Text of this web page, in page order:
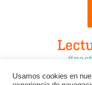
Usamos cookies en